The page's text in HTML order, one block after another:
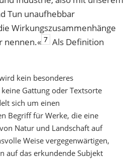
Tun unaufhebbar
Wirkungszusammenhänge
nennen.« 7 Als Definition
kein besonderes
Gattung oder Textsorte
sich um einen
Begriff für Werke, die eine
Natur und Landschaft auf
Weise vergegenwärtigen,
auf das erkundende Subjekt